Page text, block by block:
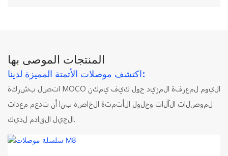
المنتجات الموصى بها
اكتشف موصلات الأتمتة المميزة لدينا:
اتصل بشركة MOCO اليوم لمعرفة المزيد حول كيف يمكن
لموصلات الآلات وحلول الأتمتة الخاصة بنا أن تدعم معدات
الجيل القادم لديك.